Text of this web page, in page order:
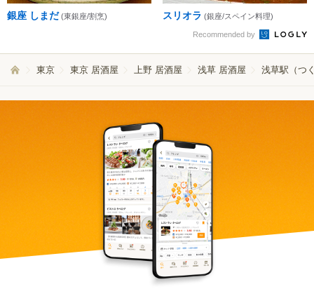
銀座 しまだ (東銀座/割烹) スリオラ (銀座/スペイン料理)
Recommended by
東京 東京 居酒屋 上野 居酒屋 浅草 居酒屋 浅草駅（つ